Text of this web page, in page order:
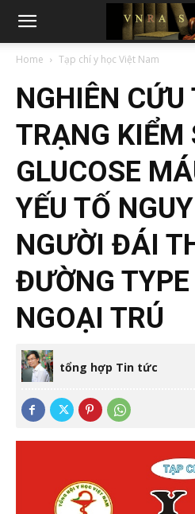
Home Tạp chí y học Việt Nam
NGHIÊN CỨU
TRẠNG KIỂM
GLUCOSE
YẾU TỐ
NGƯỜI ĐÁI
ĐƯỜNG
NGOẠI TRÚ
tổng hợp Tin tức